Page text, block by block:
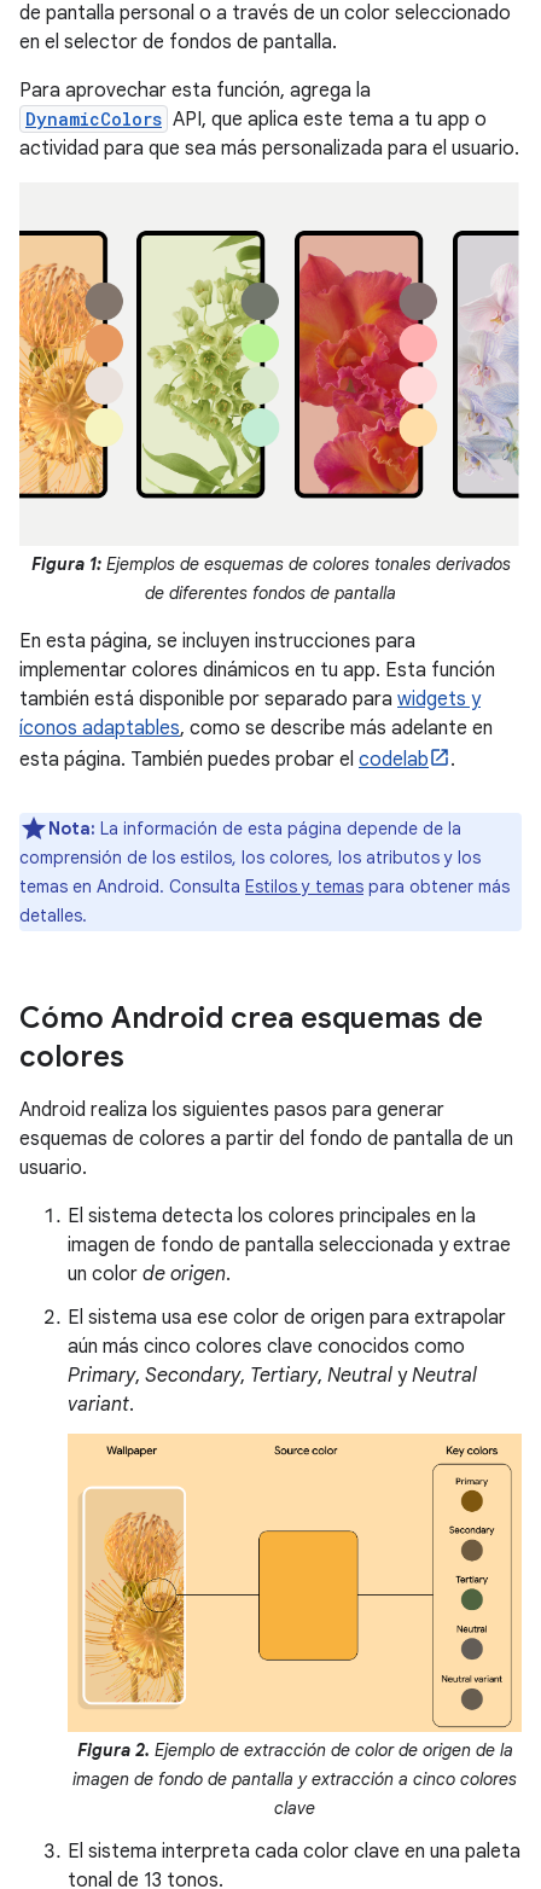
de pantalla personal o a través de un color seleccionado
en el selector de fondos de pantalla.
Para aprovechar esta función, agrega la
DynamicColors API, que aplica este tema a tu app o
actividad para que sea más personalizada para el usuario.
Figura 1: Ejemplos de esquemas de colores tonales derivados
de diferentes fondos de pantalla
En esta página, se incluyen instrucciones para
implementar colores dinámicos en tu app. Esta función
también está disponible por separado para widgets y
íconos adaptables, como se describe más adelante en
esta página. También puedes probar el codelab .
Nota: La información de esta página depende de la
comprensión de los estilos, los colores, los atributos y los
temas en Android. Consulta Estilos y temas para obtener más
detalles.
Cómo Android crea esquemas de
colores
Android realiza los siguientes pasos para generar
esquemas de colores a partir del fondo de pantalla de un
usuario.
El sistema detecta los colores principales en la
imagen de fondo de pantalla seleccionada y extrae
un color de origen.
El sistema usa ese color de origen para extrapolar
aún más cinco colores clave conocidos como
Primary, Secondary, Tertiary, Neutral yNeutral
variant.
Figura 2. Ejemplo de extracción de color de origen de la
imagen de fondo de pantalla y extracción a cinco colores
clave
El sistema interpreta cada color clave en una paleta
tonal de 13 tonos.